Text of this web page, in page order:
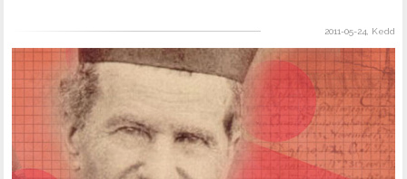
2011-05-24, Kedd